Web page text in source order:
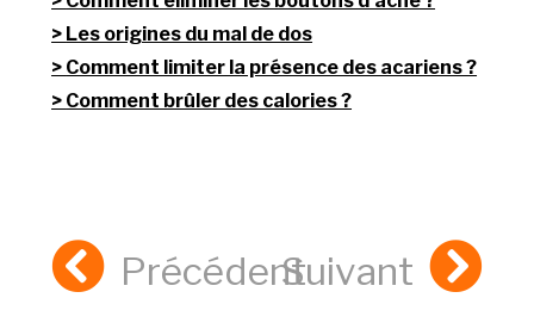
Les origines du mal de dos
Comment limiter la présence des acariens ?
Comment brûler des calories ?
PrécédentSuivant